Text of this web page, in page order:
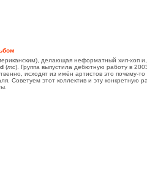
делающая неформатный хип-хоп
(mc). Группа выпустила дебютную работу в
исходят из имён артистов это почему-
Советуем этот коллектив и эту конкретную